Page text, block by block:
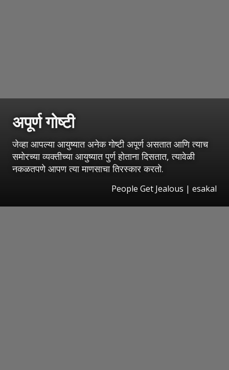
अपूर्ण गोष्टी
जेव्हा आपल्या आयुष्यात अनेक गोष्टी अपूर्ण असतात आणि त्याच
समोरच्या व्यक्तीच्या आयुष्यात पुर्ण होताना दिसतात, त्यावेळी
नकळतपणे आपण त्या माणसाचा तिरस्कार करतो.
People Get Jealous | esakal